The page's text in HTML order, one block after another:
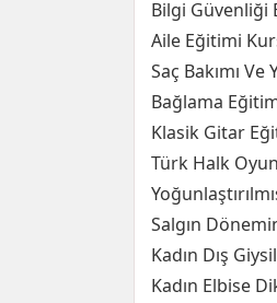
Bilgi Güvenliği
Aile Eğitimi
Saç Bakımı Ve
Bağlama
Klasik Gitar
Türk Halk
Salgın
Kadın Dış
Kadın Elbise